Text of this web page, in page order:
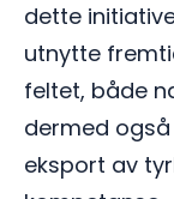
dette
utnytte
feltet, både
dermed
eksport av